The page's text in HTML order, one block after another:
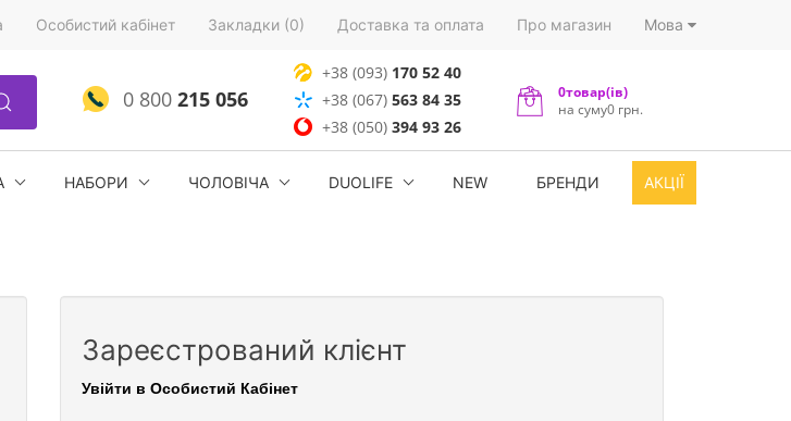
Особистий кабінет Закладки (0) Доставка та оплата Про магазин Мова
0 800215 056
+38 (093) 170 52 40
+38 (067) 563 84 35
+38 (050)394 93 26
0товар(ів)
на суму0 грн.
НАБОРИ ЧОЛОВІЧА DUOLIFE NEW БРЕНДИ АКЦІЇ
Зареєстрований клієнт
Увійти в Особистий Кабінет